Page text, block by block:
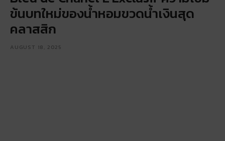
ข้นบทใหม่ของน้ำหอมขวดน้ำเงินสุด
คลาสสิก
AUGUST 18, 2025